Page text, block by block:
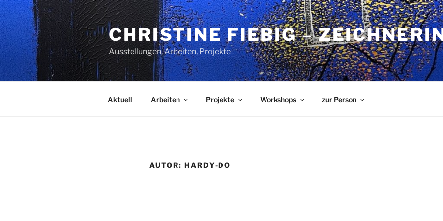
Zum
Inhalt
springen
CHRISTINE FIEBIG –
Ausstellungen, Arbeiten, Projekte
Aktuell Arbeiten Projekte Workshops zur Person
AUTOR: HARDY-DO